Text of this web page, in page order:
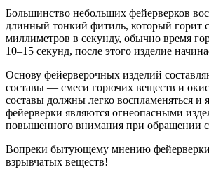
Большинство небольших фейерверков
длинный тонкий фитиль, который горит
миллиметров в секунду, обычно время
10–15 секунд, после этого изделие
Основу фейерверочных изделий
составы — смеси горючих веществ и
составы должны легко воспламеняться и
фейерверки являются огнеопасными
повышенного внимания при обращении
Вопреки бытующему мнению
взрывчатых веществ!